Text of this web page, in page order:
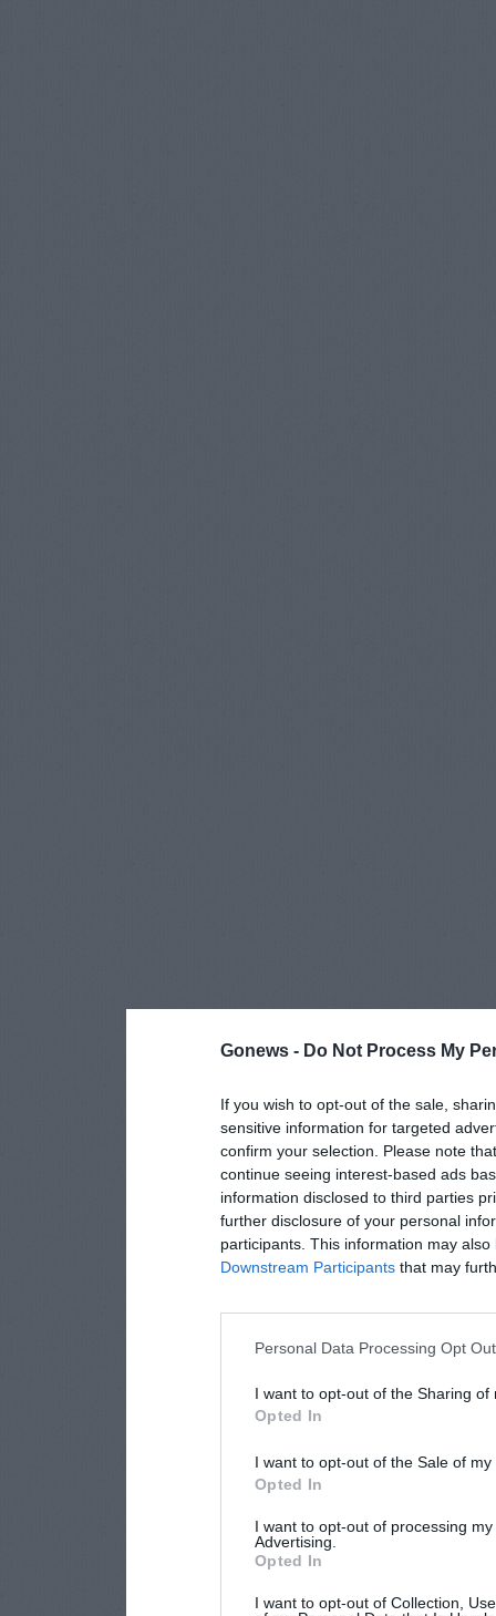
Gonews - Do Not Process My
If you wish to opt-out of the sale,
sensitive information for targeted
confirm your selection. Please note
continue seeing interest-based ads
information disclosed to third parties
further disclosure of your personal
participants. This information may
Downstream Participants that may
Personal Data Processing Opt
I want to opt-out of the Sharing of
Opted In
I want to opt-out of the Sale of
Opted In
I want to opt-out of processing
Advertising.
Opted In
I want to opt-out of Collection,